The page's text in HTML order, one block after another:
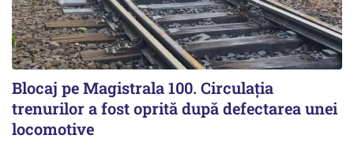
Blocaj pe Magistrala 100. Circulația
trenurilor a fost oprită după defectarea unei
locomotive